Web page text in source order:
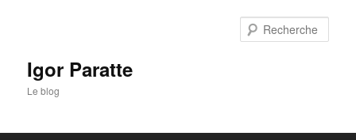
Igor Paratte
Le blog